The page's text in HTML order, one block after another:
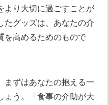
より大切に過ごすことが
たグッズは、あなたの介
を高めるためのもので
まずはあなたの抱える一
ょう。「食事の介助が大